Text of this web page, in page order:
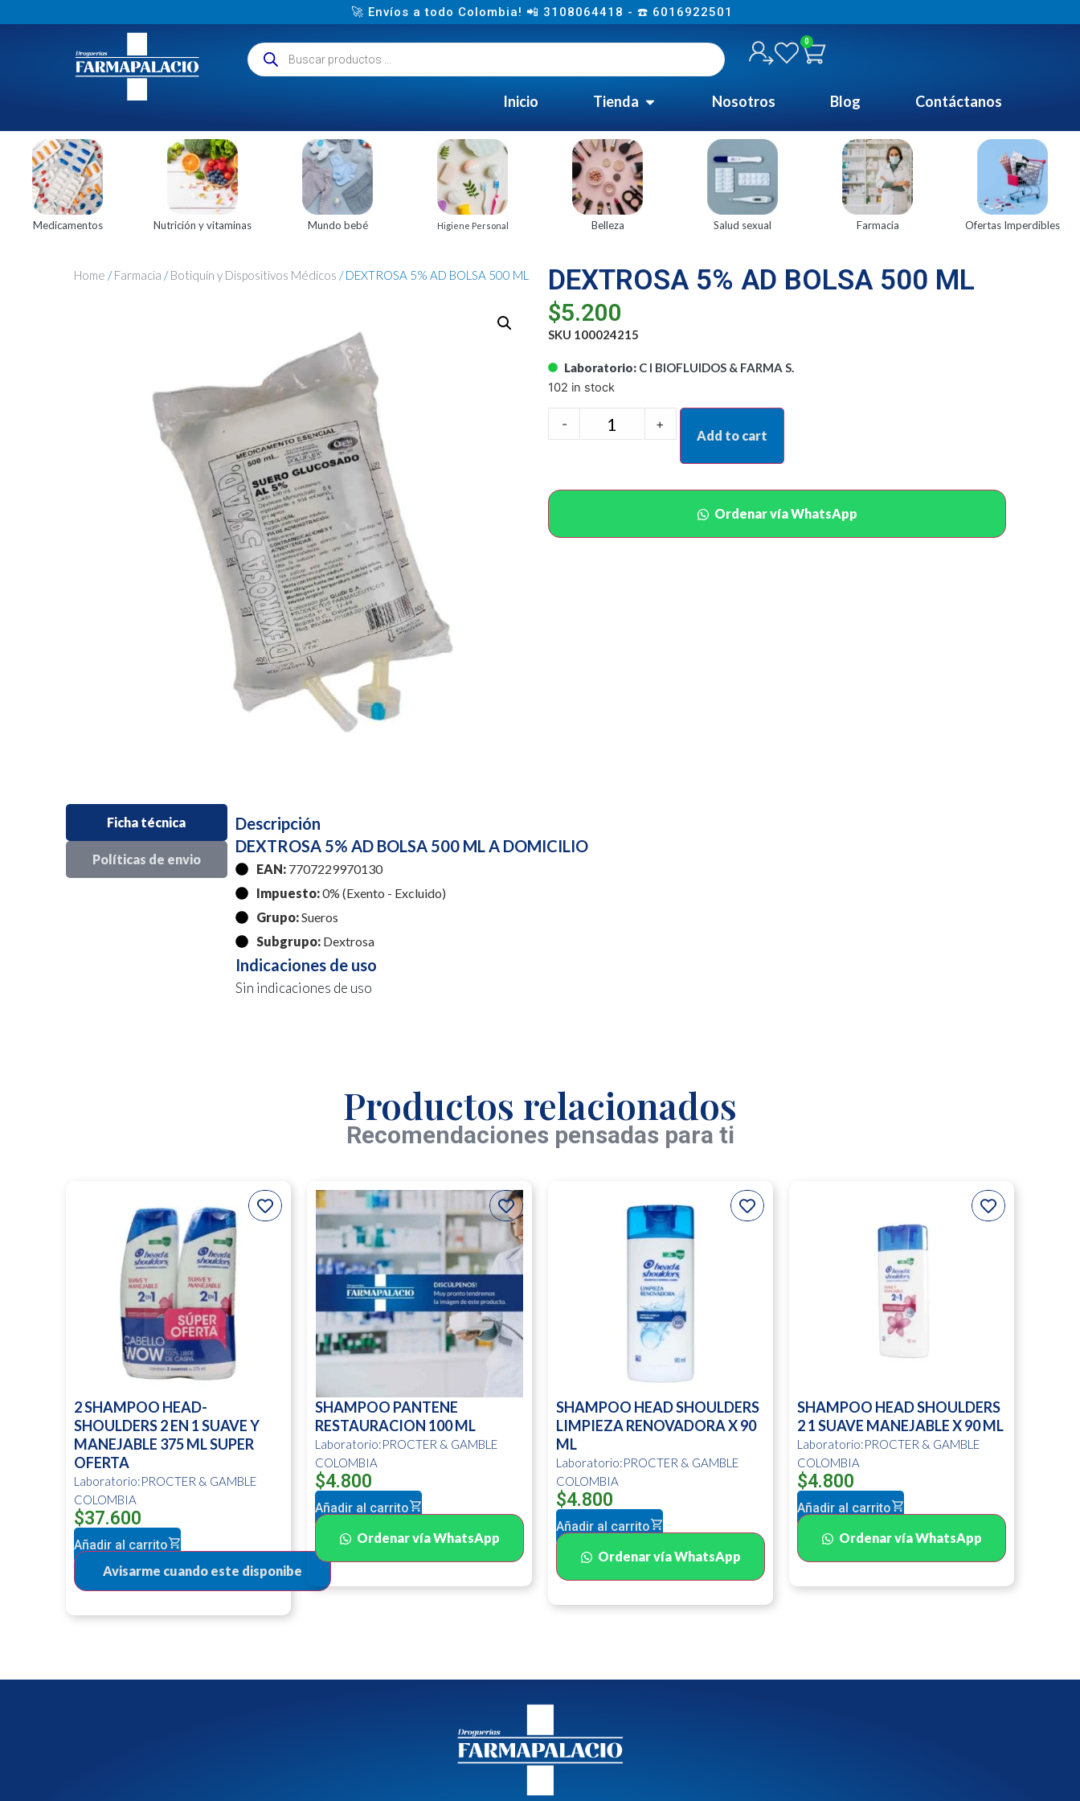
🚀 Envíos a todo Colombia! 📲 3108064418 - ☎️ 6016922501
0
Inicio Tienda Nosotros Blog Contáctanos
Medicamentos Nutrición y vitaminas Mundo bebé Higiene Personal Belleza Salud sexual Farmacia Ofertas Imperdibles
Home /Farmacia /Botiquín y Dispositivos Médicos / DEXTROSA 5% AD BOLSA 500 ML DEXTROSA 5% AD BOLSA 500 ML
$5.200
SKU 100024215
Laboratorio: C I BIOFLUIDOS & FARMA S.
102 in stock
- +
Add to cart
Ordenar vía WhatsApp
Ficha técnica
Políticas de envio
Descripción
DEXTROSA 5% AD BOLSA 500 ML A DOMICILIO
EAN:7707229970130
Impuesto:0% (Exento - Excluido)
Grupo:Sueros
Subgrupo:Dextrosa
Indicaciones de uso
Sin indicaciones de uso
Productos relacionados
Recomendaciones pensadas para ti
2 SHAMPOO HEAD-
SHOULDERS 2 EN 1 SUAVE Y
MANEJABLE 375 ML SUPER
OFERTA
Laboratorio:PROCTER & GAMBLE
COLOMBIA
$37.600
Añadir al carrito
SHAMPOO PANTENE
RESTAURACION 100 ML
Laboratorio:PROCTER & GAMBLE
COLOMBIA
$4.800
Añadir al carrito
Ordenar vía WhatsApp
SHAMPOO HEAD SHOULDERS
LIMPIEZA RENOVADORA X 90
ML
Laboratorio:PROCTER & GAMBLE
COLOMBIA
$4.800
Añadir al carrito
Ordenar vía WhatsApp
SHAMPOO HEAD SHOULDERS
2 1 SUAVE MANEJABLE X 90 ML
Laboratorio:PROCTER & GAMBLE
COLOMBIA
$4.800
Añadir al carrito
Ordenar vía WhatsApp